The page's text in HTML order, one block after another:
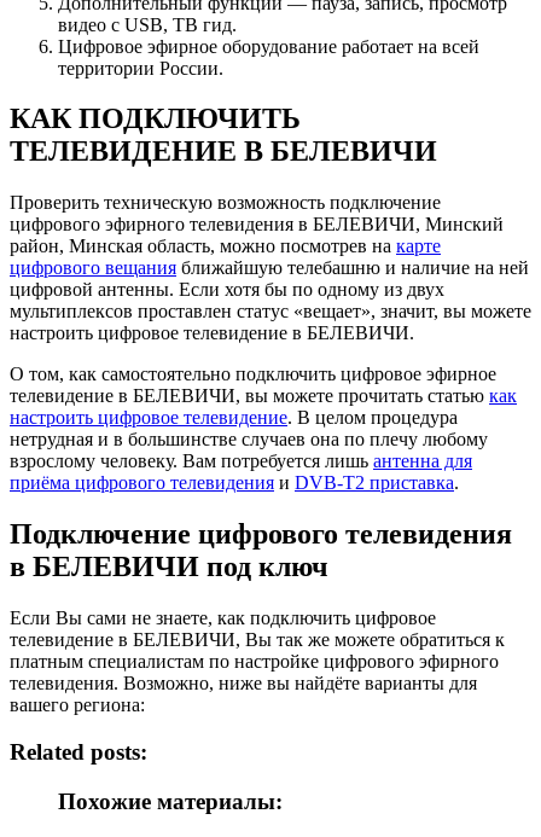
видео с USB, ТВ гид.
Цифровое эфирное оборудование работает на всей
территории России.
КАК ПОДКЛЮЧИТЬ
ТЕЛЕВИДЕНИЕ В БЕЛЕВИЧИ
Проверить техническую возможность подключение
цифрового эфирного телевидения в БЕЛЕВИЧИ, Минский
район, Минская область, можно посмотрев на карте
цифрового вещания ближайшую телебашню и наличие на ней
цифровой антенны. Если хотя бы по одному из двух
мультиплексов проставлен статус «вещает», значит, вы можете
настроить цифровое телевидение в БЕЛЕВИЧИ.
О том, как самостоятельно подключить цифровое эфирное
телевидение в БЕЛЕВИЧИ, вы можете прочитать статью как
настроить цифровое телевидение. В целом процедура
нетрудная и в большинстве случаев она по плечу любому
взрослому человеку. Вам потребуется лишь антенна для
приёма цифрового телевидения и DVB-T2 приставка.
Подключение цифрового телевидения
в БЕЛЕВИЧИ под ключ
Если Вы сами не знаете, как подключить цифровое
телевидение в БЕЛЕВИЧИ, Вы так же можете обратиться к
платным специалистам по настройке цифрового эфирного
телевидения. Возможно, ниже вы найдёте варианты для
вашего региона:
Related posts:
Похожие материалы: